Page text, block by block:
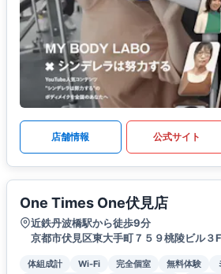
店舗情報 公式サイト
One Times One伏見店
近鉄丹波橋駅から徒歩9分
京都市伏見区東大手町７５９桃陵ビル３F
体組成計 Wi-Fi 完全個室 無料体験